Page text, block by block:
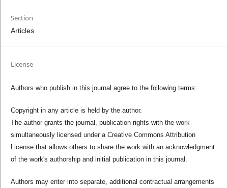
Section
Articles
License
Authors who publish in this journal agree to the following terms:
Copyright in any article is held by the author.
The author grants the journal, publication rights with the work
simultaneously licensed under a Creative Commons Attribution
License that allows others to share the work with an acknowledgment
of the work's authorship and initial publication in this journal.
Authors may enter into separate, additional contractual arrangements